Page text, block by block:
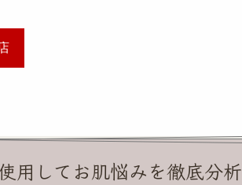
用してお肌悩みを徹底分析